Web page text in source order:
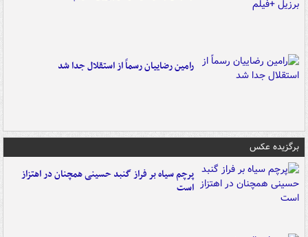
رامین رضاییان رسماً از استقلال جدا شد
برگزیده عکس
پرچم سیاه بر فراز گنبد حسینی همچنان در اهتزاز
است